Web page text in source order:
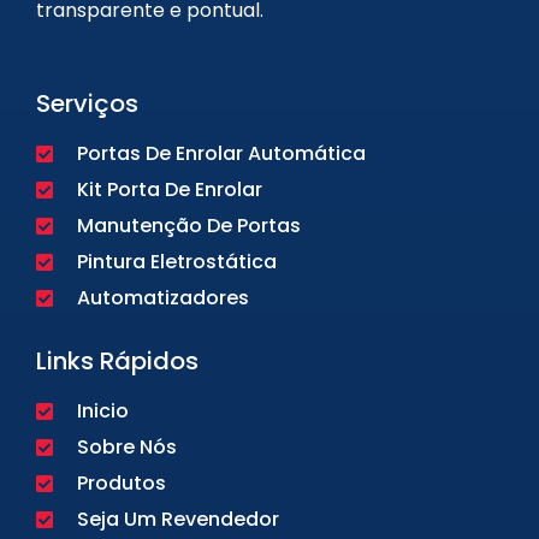
transparente e pontual.
Serviços
Portas De Enrolar Automática
Kit Porta De Enrolar
Manutenção De Portas
Pintura Eletrostática
Automatizadores
Links Rápidos
Inicio
Sobre Nós
Produtos
Seja Um Revendedor